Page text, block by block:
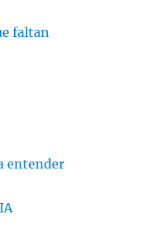
faltan
entender